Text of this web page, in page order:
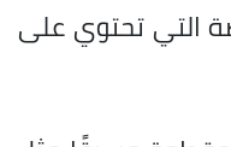
التي تحتوي على